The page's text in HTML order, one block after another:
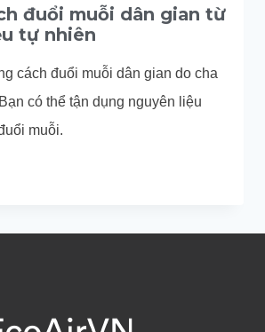
đuổi muỗi dân gian từ
tự nhiên
cách đuổi muỗi dân gian do cha
có thể tận dụng nguyên liệu
muỗi.